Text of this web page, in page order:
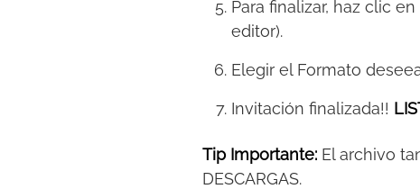
Para finalizar, haz clic
editor).
Elegir el Formato
Invitación finalizada!!
Tip Importante: El archivo
DESCARGAS.